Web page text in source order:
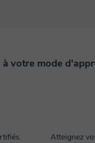
votre mode
Atteignez